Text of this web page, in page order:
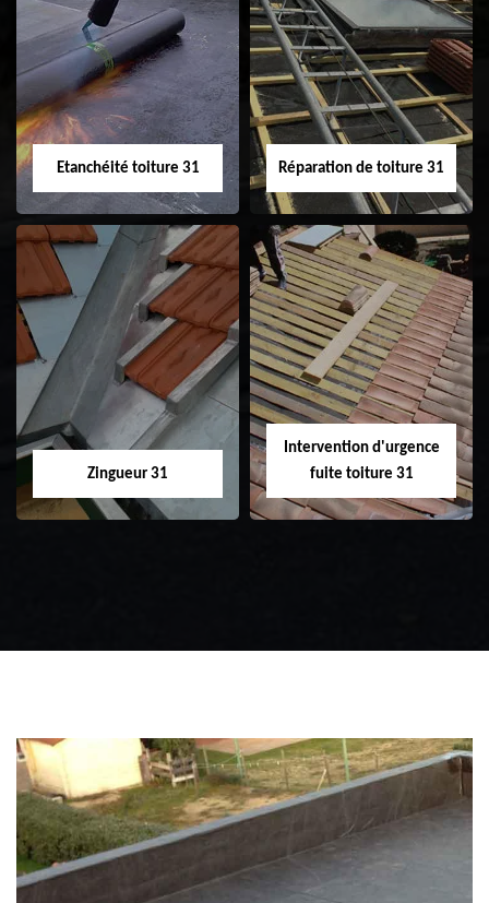
Peinture sur tuile
31
Nettoyage
demoussage de
toiture 31
Etanchéité toiture 31
Etanchéité toiture
31
Réparation de toiture 31
Réparation de
toiture 31
Zingueur 31
Intervention d'urgence
fuite toiture 31